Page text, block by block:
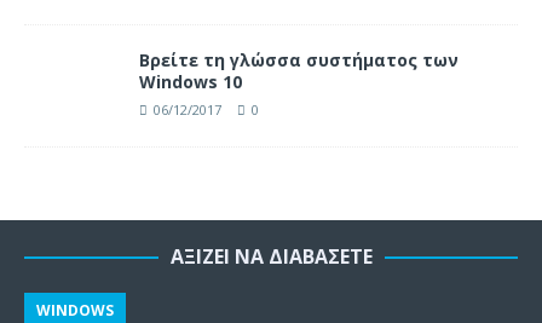
Βρείτε τη γλώσσα συστήματος των
Windows 10
06/12/2017 0
ΑΞΊΖΕΙ ΝΑ ΔΙΑΒΆΣΕΤΕ
WINDOWS